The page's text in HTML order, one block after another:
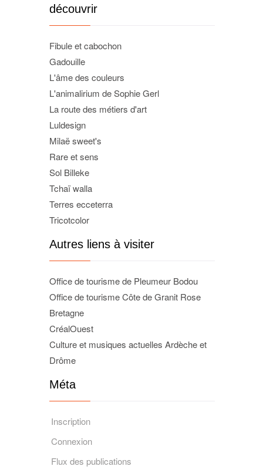
découvrir
Fibule et cabochon
Gadouille
L'âme des couleurs
L'animalirium de Sophie Gerl
La route des métiers d'art
Luldesign
Milaë sweet's
Rare et sens
Sol Billeke
Tchaï walla
Terres ecceterra
Tricotcolor
Autres liens à visiter
Office de tourisme de Pleumeur Bodou
Office de tourisme Côte de Granit Rose
Bretagne
CréalOuest
Culture et musiques actuelles Ardèche et
Drôme
Méta
Inscription
Connexion
Flux des publications